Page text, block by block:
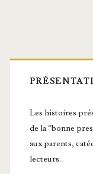
Barre
latérale
Les histoires
de la “bonne
aux parents,
lecteurs.